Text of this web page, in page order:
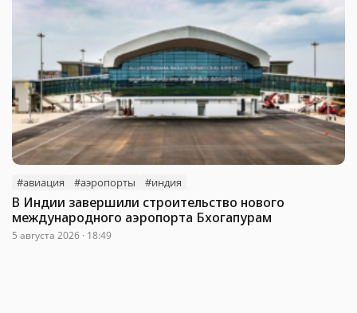
#авиация #аэропорты #индия
В Индии завершили строительство нового
международного аэропорта Бхогапурам
5 августа 2026 · 18:49